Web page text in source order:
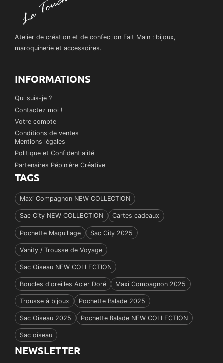
Atelier de création et de confection Fait Main : bijoux,
maroquinerie et accessoires.
INFORMATIONS
Qui suis-je ?
Contactez moi !
Votre compte
Conditions de ventes
Mentions légales
Politique et Confidentialité
Partenaires Pépinière Créative
TAGS
Maxi Compagnon NEW COLLECTION
Sac City NEW COLLECTION Cartes cadeaux
Pochette Maquillage Sac City 2025
Vanity / Trousse de Voyage
Sac Oiseau NEW COLLECTION
Boucles d'oreilles Acier Doré Maxi Compagnon 2025
Trousse à bijoux Pochette Balade 2025
Sac Oiseau 2025 Pochette Balade NEW COLLECTION
Sac oiseau
NEWSLETTER